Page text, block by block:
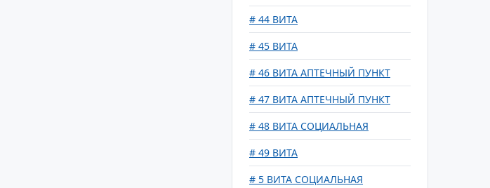
# 44 ВИТА
# 45 ВИТА
# 46 ВИТА АПТЕЧНЫЙ ПУНКТ
# 47 ВИТА АПТЕЧНЫЙ ПУНКТ
# 48 ВИТА СОЦИАЛЬНАЯ
# 49 ВИТА
# 5 ВИТА СОЦИАЛЬНАЯ